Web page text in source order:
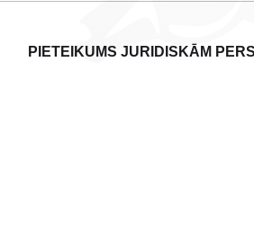
PIETEIKUMS JURIDISKĀM